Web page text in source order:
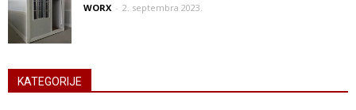
WORX - 2. septembra 2023.
KATEGORIJE